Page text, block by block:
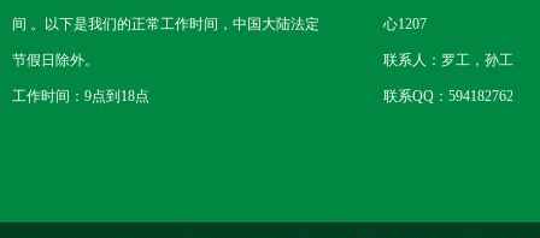
间 。以下是我们的正常工作时间，中国大陆法定
节假日除外。
工作时间：9点到18点
心1207
联系人：罗工，孙工
联系QQ：594182762